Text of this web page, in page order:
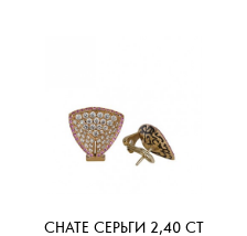
CHATE СЕРЬГИ 2,40 CT